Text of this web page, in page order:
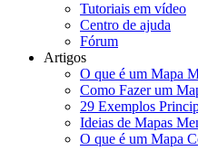
Tutoriais em vídeo
Centro de ajuda
Fórum
Artigos
O que é um Mapa
Como Fazer um
29 Exemplos
Ideias de Mapas
O que é um Mapa